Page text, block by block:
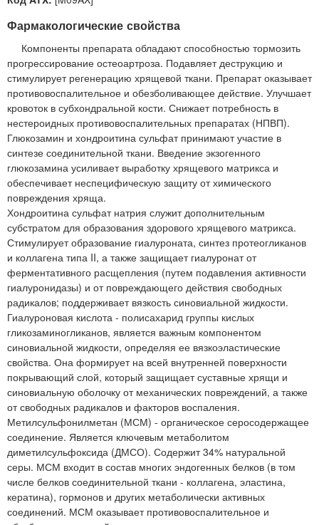
Фармакологические свойства
Компоненты препарата обладают способностью тормозить
прогрессирование остеоартроза. Подавляет деструкцию и
стимулирует регенерацию хрящевой ткани. Препарат оказывает
противовоспалительное и обезболивающее действие. Улучшает
кровоток в субхондральной кости. Снижает потребность в
нестероидных противовоспалительных препаратах (НПВП).
Глюкозамин и хондроитина сульфат принимают участие в
синтезе соединительной ткани. Введение экзогенного
глюкозамина усиливает выработку хрящевого матрикса и
обеспечивает неспецифическую защиту от химического
повреждения хряща.
Хондроитина сульфат натрия служит дополнительным
субстратом для образования здорового хрящевого матрикса.
Стимулирует образование гиалуроната, синтез протеогликанов
и коллагена типа II, а также защищает гиалуронат от
ферментативного расщепления (путем подавления активности
гиалуронидазы) и от повреждающего действия свободных
радикалов; поддерживает вязкость синовиальной жидкости.
Гиалуроновая кислота - полисахарид группы кислых
гликозаминогликанов, является важным компонентом
синовиальной жидкости, определяя ее вязкоэластические
свойства. Она формирует на всей внутренней поверхности
покрывающий слой, который защищает суставные хрящи и
синовиальную оболочку от механических повреждений, а также
от свободных радикалов и факторов воспаления.
Метилсульфонилметан (МСМ) - органическое серосодержащее
соединение. Является ключевым метаболитом
диметилсульфоксида (ДМСО). Содержит 34% натуральной
серы. МСМ входит в состав многих эндогенных белков (в том
числе белков соединительной ткани - коллагена, эластина,
кератина), гормонов и других метаболически активных
соединений. МСМ оказывает противовоспалительное и